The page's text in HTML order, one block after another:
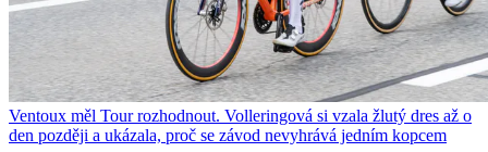
Ventoux měl Tour rozhodnout. Volleringová si vzala žlutý dres až o
den později a ukázala, proč se závod nevyhrává jedním kopcem